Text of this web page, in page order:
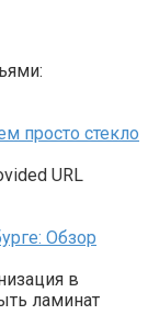
просто стекло
URL
Обзор
в
ламинат